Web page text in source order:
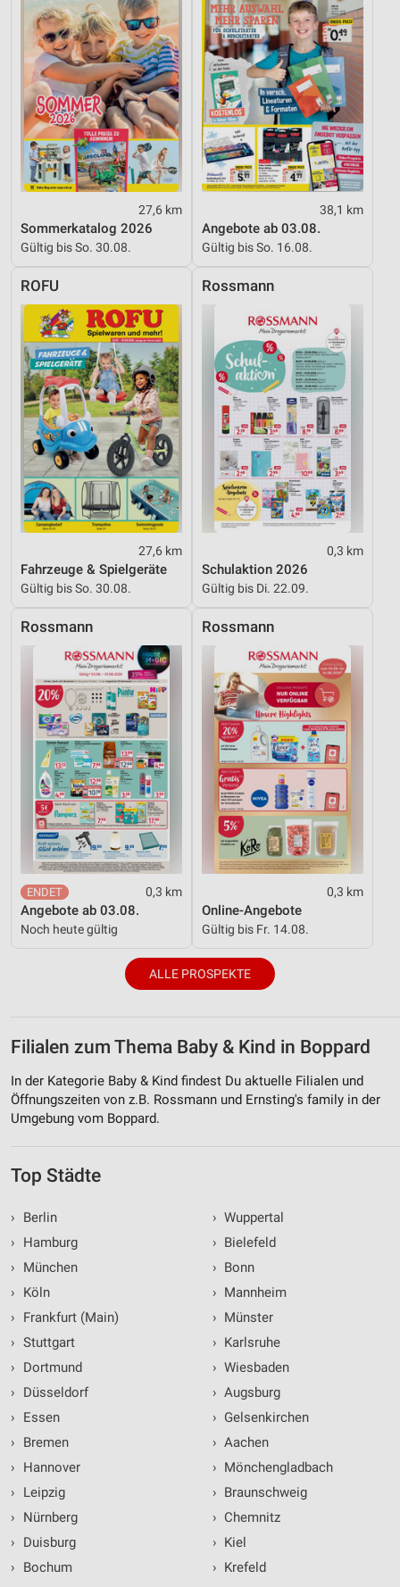
27,6 km
Sommerkatalog 2026
Gültig bis So. 30.08.
38,1 km
Angebote ab 03.08.
Gültig bis So. 16.08.
ROFU
27,6 km
Fahrzeuge & Spielgeräte
Gültig bis So. 30.08.
Rossmann
0,3 km
Schulaktion 2026
Gültig bis Di. 22.09.
Rossmann
0,3 km
Angebote ab 03.08.
Noch heute gültig
Rossmann
0,3 km
Online-Angebote
Gültig bis Fr. 14.08.
ALLE PROSPEKTE
Filialen zum Thema Baby & Kind in Boppard
In der Kategorie Baby & Kind findest Du aktuelle Filialen und
Öffnungszeiten von z.B. Rossmann und Ernsting's family in der
Umgebung vom Boppard.
Top Städte
›
Berlin
›
Hamburg
›
München
›
Köln
›
Frankfurt (Main)
› Stuttgart
›
Dortmund
›
Düsseldorf
›
Essen
›
Bremen
›
Hannover
›
Leipzig
›
Nürnberg
›
Duisburg
›
Bochum
› Wuppertal
› Bielefeld
› Bonn
› Mannheim
› Münster
› Karlsruhe
› Wiesbaden
› Augsburg
› Gelsenkirchen
› Aachen
› Mönchengladbach
› Braunschweig
› Chemnitz
› Kiel
› Krefeld
Performance
Funktional
Werbung